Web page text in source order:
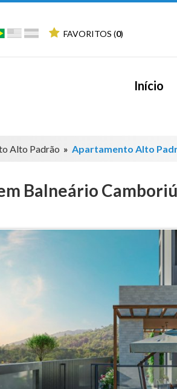
FAVORITOS (0)
Início
Alto Padrão » Apartamento Alto
Balneário Camboriú